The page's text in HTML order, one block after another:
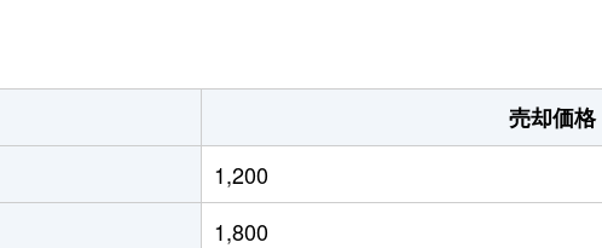
沼津 徒歩8分 60m² 築34年
沼津 徒歩5分 60m² 築14年
沼津 徒歩2時間 55m² 築35年 -
売却価格
1,200
1,800